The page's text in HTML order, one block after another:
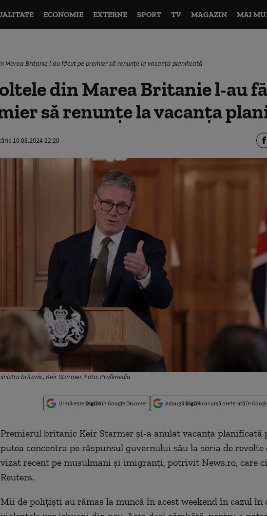
ECONOMIE EXTERNE SPORT TV MAGAZIN MAI
Marea Britanie l-au făcut pe premier să renunțe la vacanța planificată
din Marea Britanie l-au
să renunțe la vacanța
10.08.2024 22:20
britanic, Keir Starmer. Foto: Profimedia
Urmărește Digi24în Google Discover Adaugă Digi24ca sursă preferată în
Premierul britanic Keir Starmer și-a anulat vacanța planificată
putea concentra pe răspunsul guvernului său la seria de revolte
vizat recent pe musulmani și imigranți, potrivit News.ro, care
Reuters.
Mii de polițiști au rămas la muncă în acest weekend în cazul în